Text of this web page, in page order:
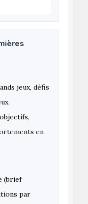
jeux, défis
en
(brief
par